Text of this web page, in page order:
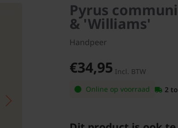
Pyrus
& 'Williams'
Handpeer
€34,95 Incl. BTW
Online op voorraad
2